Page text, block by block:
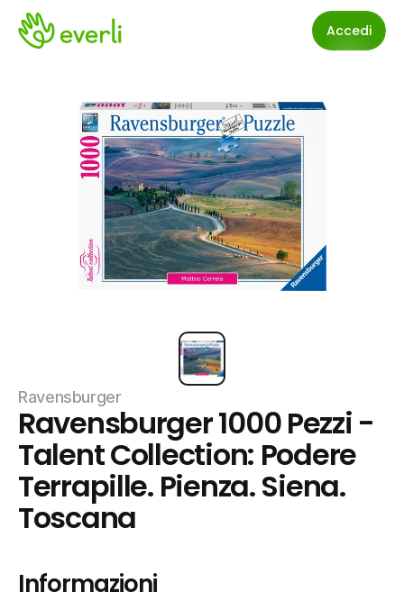
Accedi
Ravensburger
Ravensburger 1000 Pezzi -
Talent Collection: Podere
Terrapille. Pienza. Siena.
Toscana
Informazioni